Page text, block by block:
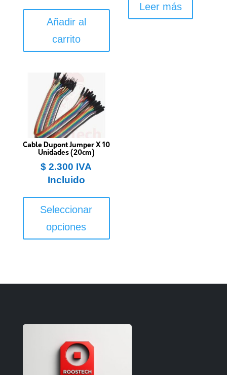
Añadir al
carrito
Leer más
Cable Dupont Jumper X 10
Unidades (20cm)
$ 2.300 IVA
Incluido
Seleccionar
opciones
se
en